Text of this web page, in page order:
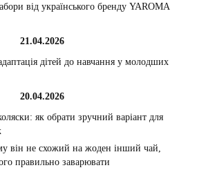
від українського бренду YAROMA
21.04.2026
дітей до навчання у молодших
20.04.2026
як обрати зручний варіант для
він не схожий на жоден інший чай,
правильно заварювати